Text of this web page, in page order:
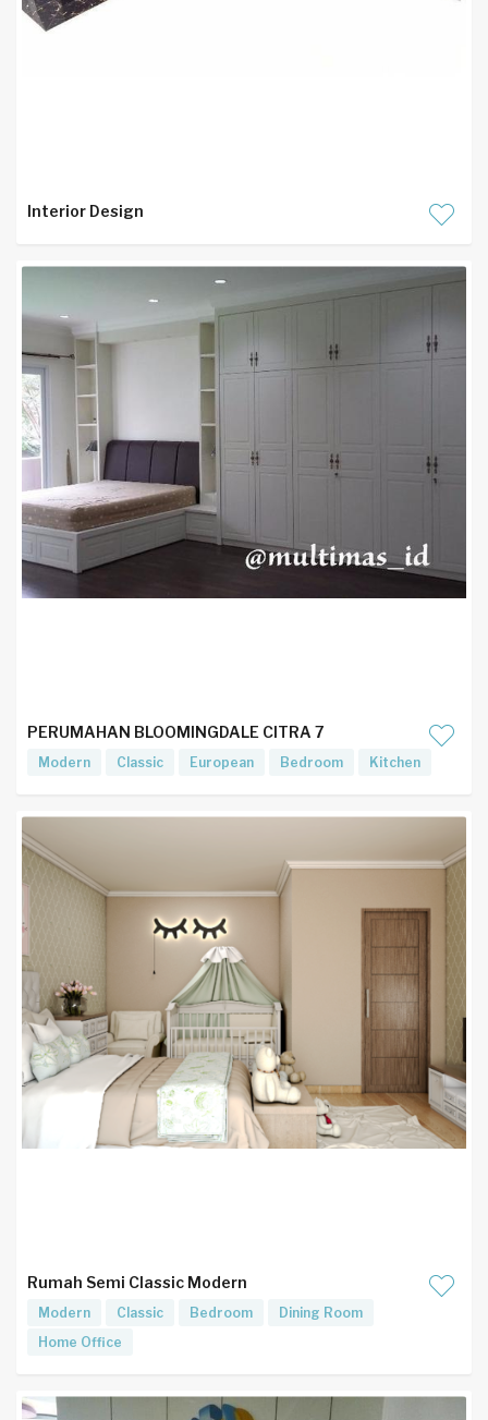
Interior Design
PERUMAHAN BLOOMINGDALE CITRA 7
Modern Classic European Bedroom Kitchen
Rumah Semi Classic Modern
Modern Classic Bedroom
Dining Room
Home Office